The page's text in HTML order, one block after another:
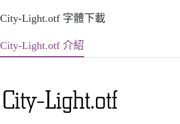
City-Light.otf 字體下載
City-Light.otf 介紹